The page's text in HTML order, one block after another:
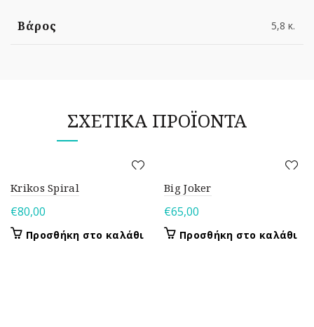
Βάρος 5,8 κ.
ΣΧΕΤΙΚΆ ΠΡΟΪΌΝΤΑ
Krikos Spiral
€80,00
Προσθήκη στο καλάθι
Big Joker
€65,00
Προσθήκη στο καλάθι